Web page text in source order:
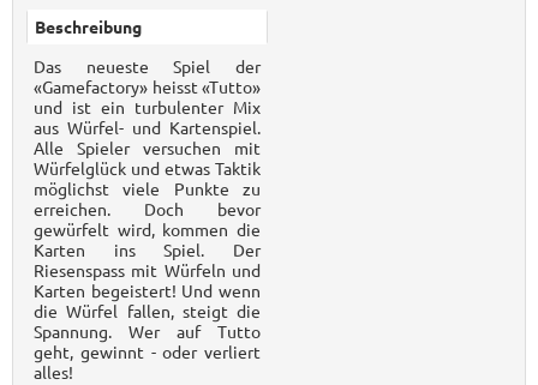
Beschreibung
Das neueste Spiel der
«Gamefactory» heisst «Tutto»
und ist ein turbulenter Mix
aus Würfel- und Kartenspiel.
Alle Spieler versuchen mit
Würfelglück und etwas Taktik
möglichst viele Punkte zu
erreichen. Doch bevor
gewürfelt wird, kommen die
Karten ins Spiel. Der
Riesenspass mit Würfeln und
Karten begeistert! Und wenn
die Würfel fallen, steigt die
Spannung. Wer auf Tutto
geht, gewinnt - oder verliert
alles!